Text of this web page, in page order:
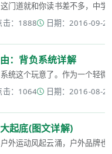
门道就和你读书差不多，中
击：1888 日期：2016-09-
：背负系统详解
统这个玩意了。作为一个轻
击：1064 日期：2016-08-
起底(图文详解)
外运动风起云涌，户外品牌